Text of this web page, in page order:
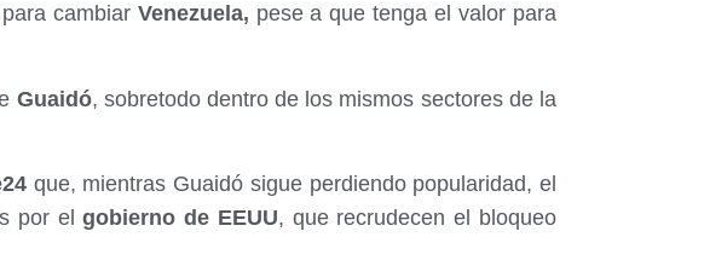
cambiar Venezuela, pese a que tenga el valor para
Guaidó, sobretodo dentro de los mismos sectores de la
que, mientras Guaidó sigue perdiendo popularidad, el
por elgobierno de EEUU, que recrudecen el bloqueo